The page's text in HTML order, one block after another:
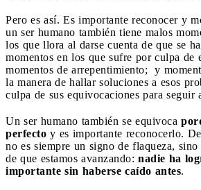
Pero es así. Es importante reconocer y
un ser humano también tiene malos
los que llora al darse cuenta de que se
momentos en los que sufre por culpa de
momentos de arrepentimiento; y
la manera de hallar soluciones a esos
culpa de sus equivocaciones para seguir
Un ser humano también se equivoca
perfecto y es importante reconocerlo.
no es siempre un signo de flaqueza, sino
de que estamos avanzando: nadie ha
importante sin haberse caído antes.